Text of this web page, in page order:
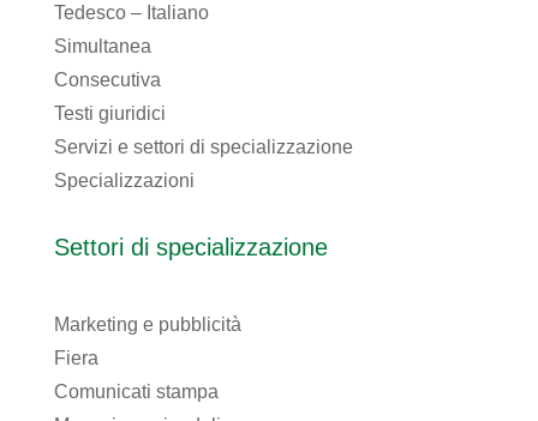
Tedesco – Italiano
Simultanea
Consecutiva
Testi giuridici
Servizi e settori di specializzazione
Specializzazioni
Settori di specializzazione
Marketing e pubblicità
Fiera
Comunicati stampa